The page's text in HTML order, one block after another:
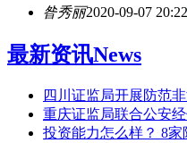
昝秀丽2020-09-07 20:22
最新资讯News
四川证监局开展防范
重庆证监局联合公安
投资能力怎么样？ 8家